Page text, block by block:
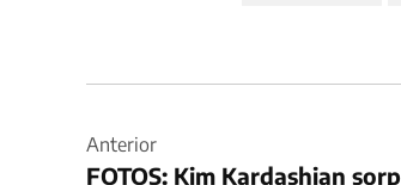
de
Anterior
FOTOS: Kim Kardashian